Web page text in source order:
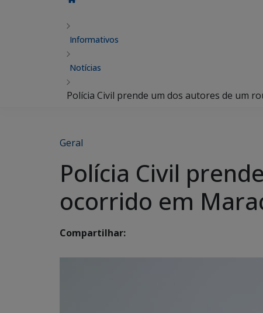
Informativos
Notícias
Polícia Civil prende um dos autores de um
Geral
Polícia Civil
ocorrido em
Compartilhar: